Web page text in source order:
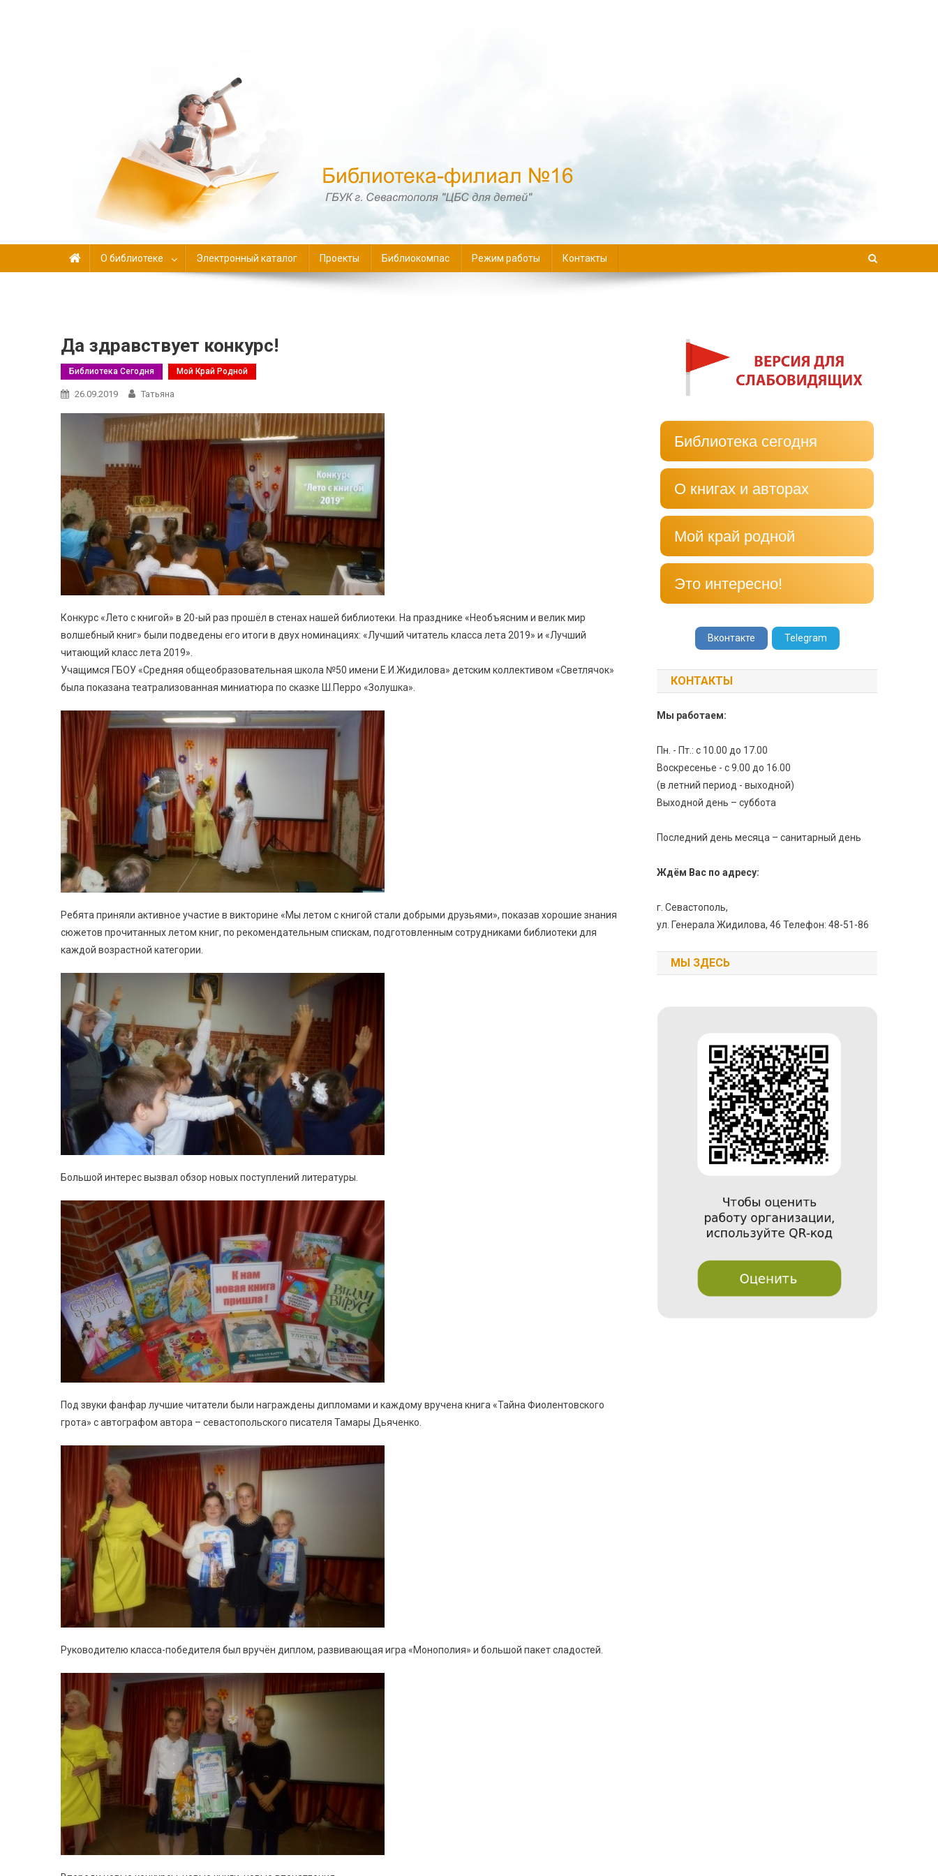
О библиотеке Электронный каталог Проекты Библиокомпас Режим работы Контакты
Да здравствует конкурс!
Библиотека Сегодня Мой Край Родной
26.09.2019 Татьяна
Конкурс «Лето с книгой» в 20-ый раз прошёл в стенах нашей библиотеки. На празднике «Необъясним и велик мир
волшебный книг» были подведены его итоги в двух номинациях: «Лучший читатель класса лета 2019» и «Лучший
читающий класс лета 2019».
Учащимся ГБОУ «Средняя общеобразовательная школа №50 имени Е.И.Жидилова» детским коллективом «Светлячок»
была показана театрализованная миниатюра по сказке Ш.Перро «Золушка».
Ребята приняли активное участие в викторине «Мы летом с книгой стали добрыми друзьями», показав хорошие знания
сюжетов прочитанных летом книг, по рекомендательным спискам, подготовленным сотрудниками библиотеки для
каждой возрастной категории.
Большой интерес вызвал обзор новых поступлений литературы.
Под звуки фанфар лучшие читатели были награждены дипломами и каждому вручена книга «Тайна Фиолентовского
грота» с автографом автора – севастопольского писателя Тамары Дьяченко.
Руководителю класса-победителя был вручён диплом, развивающая игра «Монополия» и большой пакет сладостей.
Библиотека сегодня
О книгах и авторах
Мой край родной
Это интересно!
Вконтакте Telegram
КОНТАКТЫ
Мы работаем:
Пн. - Пт.: с 10.00 до 17.00
Воскресенье - с 9.00 до 16.00
(в летний период - выходной)
Выходной день – суббота
Последний день месяца – санитарный день
Ждём Вас по адресу:
г. Севастополь,
ул. Генерала Жидилова, 46 Телефон: 48-51-86
МЫ ЗДЕСЬ